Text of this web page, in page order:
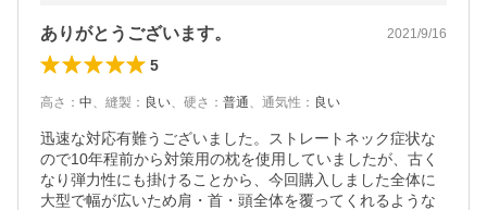
ありがとうございます。 2021/9/16
5
高さ ： 中、 縫製 ： 良い、 硬さ ： 普通、 通気性 ： 良い
迅速な対応有難うございました。ストレートネック症状な
ので10年程前から対策用の枕を使用していましたが、古く
なり弾力性にも掛けることから、今回購入しました全体に
大型で幅が広いため肩・首・頭全体を覆ってくれるような